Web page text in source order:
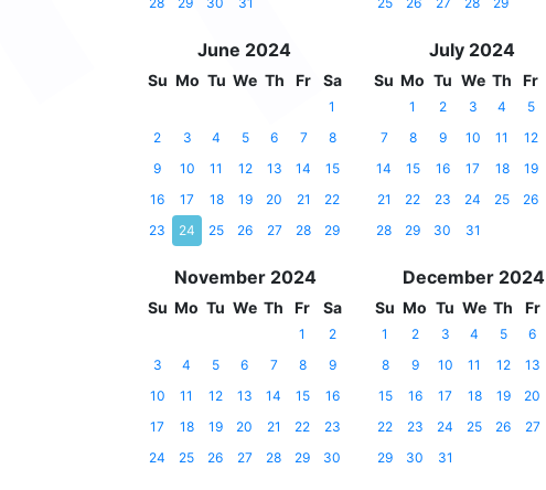
June 2024
Su Mo Tu We Th Fr Sa
1
2
3 4 5 6 7
8
9
10 11 12 13 14
15
16
17 18 19 20 21
22
23
24 25 26 27 28 29
July 2024
Su Mo Tu We Th Fr
1 2 3 4 5
7
8 9 10 11 12
14
15 16 17 18 19
21
22 23 24 25 26
28
29 30 31
November 2024
Su Mo Tu We Th Fr Sa
1
2
3
4 5 6 7 8
9
10
11 12 13 14 15
16
17
18 19 20 21 22
23
24
25 26 27 28 29 30
December 2024
Su Mo Tu We Th Fr
1 2 3 4 5 6
8
9 10 11 12 13
15
16 17 18 19 20
22
23 24 25 26 27
29
30 31